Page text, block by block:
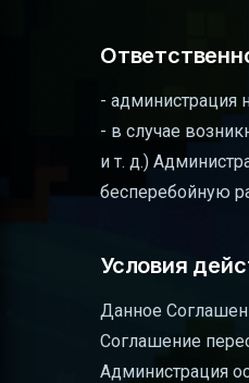
- администрация
- в случае
и т. д.)
бесперебойную
Условия
Данное
Соглашение
Администрация